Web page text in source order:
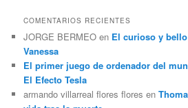
COMENTARIOS RECIENTES
JORGE BERMEO en El curioso y
Vanessa
El primer juego de ordenador del
El Efecto Tesla
armando villarreal flores flores en